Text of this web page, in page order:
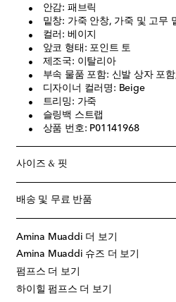
안감: 패브릭
밑창: 가죽 안창, 가죽 및 고무
컬러: 베이지
앞코 형태: 포인트 토
제조국: 이탈리아
부속 물품 포함: 신발 상자 포
디자이너 컬러명: Beige
트리밍: 가죽
슬링백 스트랩
상품 번호: P01141968
사이즈 & 핏
배송 및 무료 반품
Amina Muaddi 더 보기
Amina Muaddi 슈즈 더 보기
펌프스 더 보기
하이힐 펌프스 더 보기